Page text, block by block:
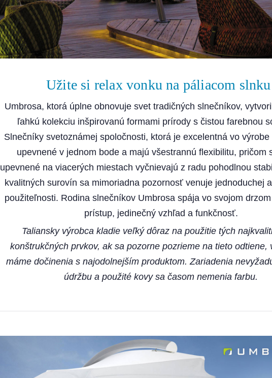
Užite si relax vonku na páliacom
Umbrosa, ktorá úplne obnovuje svet tradičných slnečníkov,
ľahkú kolekciu inšpirovanú formami prírody s čistou farebnou
Slnečníky svetoznámej spoločnosti, ktorá je excelentná vo výrobe
upevnené v jednom bode a majú všestrannú flexibilitu, pričom
upevnené na viacerých miestach vyčnievajú z radu pohodlnou
kvalitných surovín sa mimoriadna pozornosť venuje jednoduchej
použiteľnosti. Rodina slnečníkov Umbrosa spája vo svojom
prístup, jedinečný vzhľad a funkčnosť.
Taliansky výrobca kladie veľký dôraz na použitie tých
konštrukčných prvkov, ak sa pozorne pozrieme na tieto odtiene,
máme dočinenia s najodolnejším produktom. Zariadenia
údržbu a použité kovy sa časom nemenia farbu.